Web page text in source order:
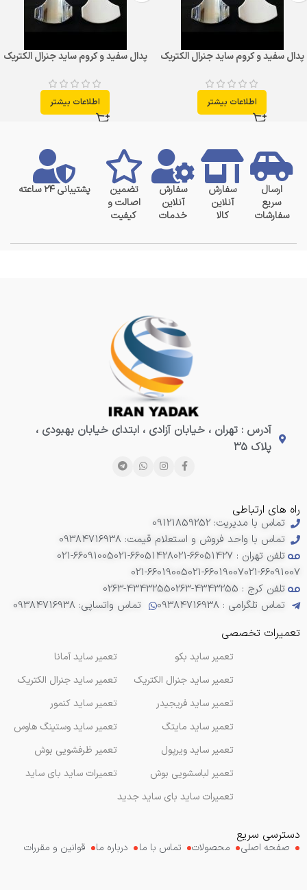
پدال سفید و کروم ساید جنرال الکتریک
اطلاعات بیشتر
پدال سفید و کروم ساید جنرال الکتریک
اطلاعات بیشتر
ارسال
سریع
سفارشات
سفارش
آنلاین
کالا
سفارش
آنلاین
خدمات
تضمین
اصالت و
کیفیت
پشتیبانی ۲۴ ساعته
آدرس : تهران ، خیابان آزادی ، ابتدای خیابان بهبودی ،
پلاک ۳۵
راه های ارتباطی
تماس با مدیریت: 09121859252
تماس با واحد فروش و استعلام قیمت: 09384716938
تلفن تهران : 66051427-021
021-66051428
021-66091005
021-66091007
021-66019007
021-66019005
تلفن کرج : 4343255-0263
0263-4343255
تماس تلگرامی : 09384716938
تماس واتساپی: 09384716938
تعمیرات تخصصی
تعمیر ساید آمانا
تعمیر ساید جنرال الکتریک
تعمیر ساید کنمور
تعمیر ساید وستینگ هاوس
تعمیر ظرفشویی بوش
تعمیرات ساید بای ساید
تعمیر ساید بکو
تعمیر ساید جنرال الکتریک
تعمیر ساید فریجیدر
تعمیر ساید مایتگ
تعمیر ساید ویرپول
تعمیر لباسشویی بوش
تعمیرات ساید بای ساید جدید
دسترسی سریع
صفحه اصلی محصولات تماس با ما درباره ما قوانین و مقررات